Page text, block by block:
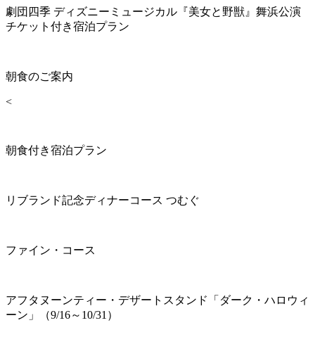
劇団四季 ディズニーミュージカル『美女と野獣』舞浜公演
チケット付き宿泊プラン
朝食のご案内
<
朝食付き宿泊プラン
リブランド記念ディナーコース つむぐ
ファイン・コース
アフタヌーンティー・デザートスタンド「ダーク・ハロウィ
ーン」（9/16～10/31）